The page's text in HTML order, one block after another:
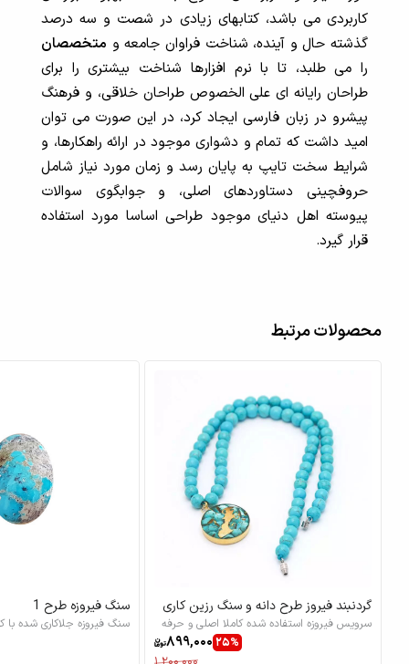
کاربردی می باشد، کتابهای زیادی در شصت و سه درصد
گذشته حال و آینده، شناخت فراوان جامعه و متخصصان
را می طلبد، تا با نرم افزارها شناخت بیشتری را برای
طراحان رایانه ای علی الخصوص طراحان خلاقی، و فرهنگ
پیشرو در زبان فارسی ایجاد کرد، در این صورت می توان
امید داشت که تمام و دشواری موجود در ارائه راهکارها، و
شرایط سخت تایپ به پایان رسد و زمان مورد نیاز شامل
حروفچینی دستاوردهای اصلی، و جوابگوی سوالات
پیوسته اهل دنیای موجود طراحی اساسا مورد استفاده
قرار گیرد.
محصولات مرتبط
گردنبند فیروز طرح دانه و سنگ رزین کاری
شهریوری
سرویس فیروزه استفاده شده کاملا اصلی و حرفه
25%
899,000
سنگ فیروزه طرح 1
سنگ فیروزه جلاکاری شده با